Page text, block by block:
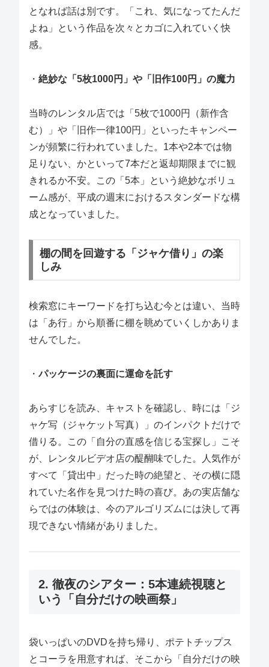
となれば話は別です。「これ、気になってたんだ
よね」という作品を次々とカゴに入れていく快
感。
・ 絶妙な「5枚1000円」や「旧作100円」の魔力
当時のレンタル店では「5枚で1000円（新作含
む）」や「旧作一律100円」といったキャンペー
ンが頻繁に行われていました。1本や2本では物
足りない、かといって7本だと返却期限までに観
きれるか不安。この「5本」という絶妙なボリュ
ーム感が、平成の週末におけるスタンダードな構
成となっていました。
棚の間を回遊する「ジャケ借り」の楽
しみ
検索窓にキーワードを打ち込む今とは違い、当時
は「あ行」から順番に棚を眺めていくしかありま
せんでした。
・パッケージの裏面に運命を託す
あらすじを読み、キャストを確認し、時には「ジ
ャケ写（ジャケット写真）」のインパクトだけで
借りる。この「自分の直感を信じる宝探し」こそ
が、レンタルビデオ店の醍醐味でした。人気作が
すべて「貸出中」だった時の絶望と、その横に隠
れていた名作を見つけた時の喜び。あの実店舗な
らではの体験は、今のアルゴリズムには決して再
現できない情緒がありました。
2. 徹夜のシアター：5本連続視聴と
いう「自分だけの映画祭」
袋いっぱいのDVDを持ち帰り、ポテトチップス
とコーラを用意すれば、そこから「自分だけの映